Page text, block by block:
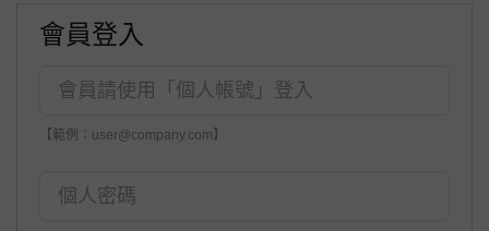
會員登入
【範例：user@company.com】